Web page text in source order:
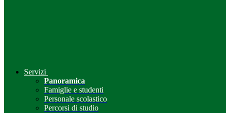
Servizi
Panoramica
Famiglie e studenti
Personale scolastico
Percorsi di studio